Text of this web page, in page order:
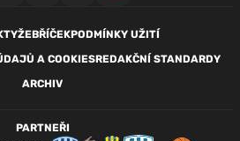
ŽEBŘÍČEKPODMÍNKY UŽITÍ
A COOKIESREDAKČNÍ STANDARDY
ARCHIV
PARTNEŘI